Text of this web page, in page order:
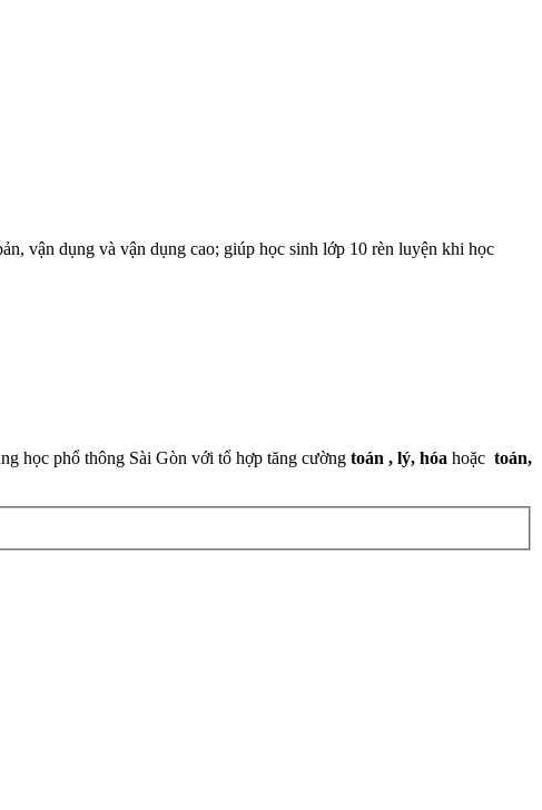
vận dụng và vận dụng cao; giúp học sinh lớp 10 rèn luyện khi học
học phổ thông Sài Gòn với tổ hợp tăng cường toán , lý, hóa hoặc toán,